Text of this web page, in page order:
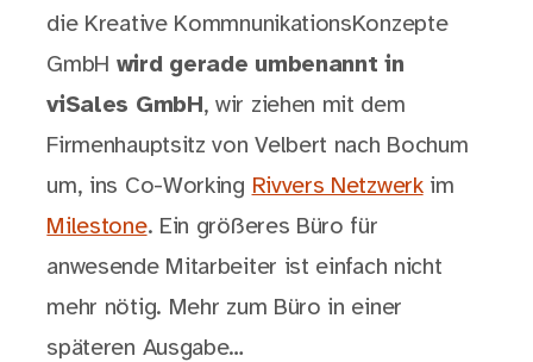
die Kreative KommnunikationsKonzepte
GmbH wird gerade umbenannt in
viSales GmbH , wir ziehen mit dem
Firmenhauptsitz von Velbert nach Bochum
um, ins Co-Working Rivvers Netzwerkim
Milestone. Ein größeres Büro für
anwesende Mitarbeiter ist einfach nicht
mehr nötig. Mehr zum Büro in einer
späteren Ausgabe…